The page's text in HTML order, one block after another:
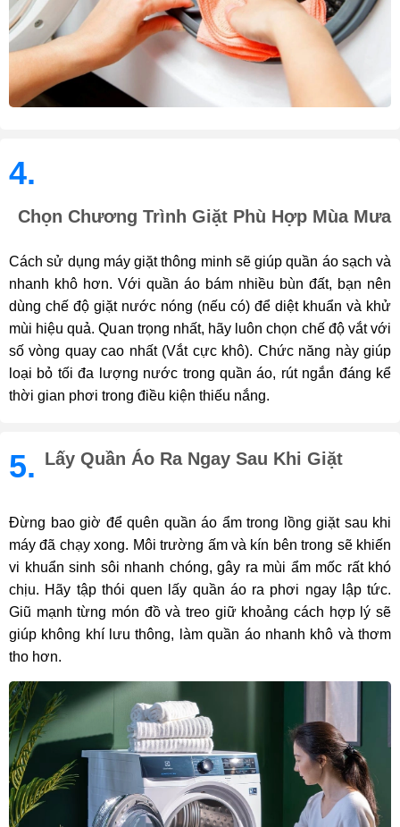
4.
Chọn Chương Trình Giặt Phù Hợp Mùa Mưa
Cách sử dụng máy giặt thông minh sẽ giúp quần áo sạch và
nhanh khô hơn. Với quần áo bám nhiều bùn đất, bạn nên
dùng chế độ giặt nước nóng (nếu có) để diệt khuẩn và khử
mùi hiệu quả. Quan trọng nhất, hãy luôn chọn chế độ vắt với
số vòng quay cao nhất (Vắt cực khô). Chức năng này giúp
loại bỏ tối đa lượng nước trong quần áo, rút ngắn đáng kể
thời gian phơi trong điều kiện thiếu nắng.
5. Lấy Quần Áo Ra Ngay Sau Khi Giặt
Đừng bao giờ để quên quần áo ẩm trong lồng giặt sau khi
máy đã chạy xong. Môi trường ấm và kín bên trong sẽ khiến
vi khuẩn sinh sôi nhanh chóng, gây ra mùi ẩm mốc rất khó
chịu. Hãy tập thói quen lấy quần áo ra phơi ngay lập tức.
Giũ mạnh từng món đồ và treo giữ khoảng cách hợp lý sẽ
giúp không khí lưu thông, làm quần áo nhanh khô và thơm
tho hơn.